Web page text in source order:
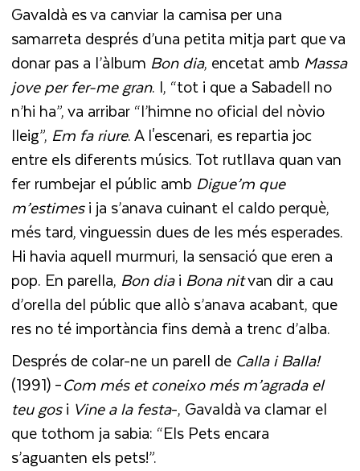
Gavaldà es va canviar la camisa per una
samarreta després d’una petita mitja part que va
donar pas a l’àlbum Bon dia, encetat amb Massa
jove per fer-me gran. I, “tot i que a Sabadell no
n’hi ha”, va arribar “l’himne no oficial del nòvio
lleig”, Em fa riure. A l'escenari, es repartia joc
entre els diferents músics. Tot rutllava quan van
fer rumbejar el públic amb Digue’m que
m’estimesi ja s’anava cuinant el caldo perquè,
més tard, vinguessin dues de les més esperades.
Hi havia aquell murmuri, la sensació que eren a
pop. En parella, Bon diai Bona nitvan dir a cau
d’orella del públic que allò s’anava acabant, que
res no té importància fins demà a trenc d’alba.
Després de colar-ne un parell de Calla i Balla!
(1991) ­–Com més et coneixo més m’agrada el
teu gosi Vine a la festa-, Gavaldà va clamar el
que tothom ja sabia: “Els Pets encara
s’aguanten els pets!”.